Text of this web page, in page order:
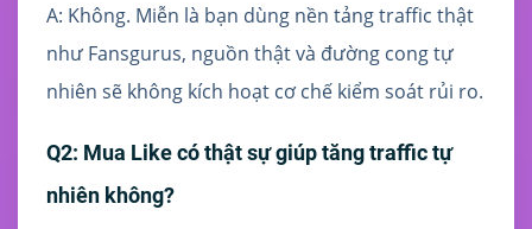
A: Không. Miễn là bạn dùng nền tảng traffic thật
như Fansgurus, nguồn thật và đường cong tự
nhiên sẽ không kích hoạt cơ chế kiểm soát rủi ro.
Q2: Mua Like có thật sự giúp tăng traffic tự
nhiên không?